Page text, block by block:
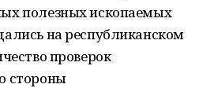
полезных ископаемых
на республиканском
проверок
стороны